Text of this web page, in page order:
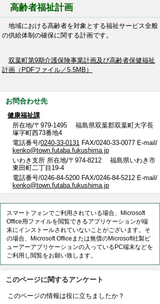
高齢者福祉計画
地域における高齢者を対象とする福祉サービス全般
の供給体制の確保に関する計画です。
双葉町第9期介護保険事業計画及び高齢者保健福祉
計画（PDFファイル／5.5MB）
お問合わせ先
健康福祉課
所在地/〒979-1495 福島県双葉郡双葉町大字長
塚字町西73番地4
電話番号/0240-33-0131 FAX/0240-33-0077 E-mail/
kenko@town.futaba.fukushima.jp
いわき支所 所在地/〒974-8212 福島県いわき市
東田町二丁目19-4
電話番号/0246-84-5200 FAX/0246-84-5212 E-mail/
kenko@town.futaba.fukushima.jp
スマートフォンでご利用されている場合、Microsoft
Office用ファイルを閲覧できるアプリケーションが端
末にインストールされていないことがございます。そ
の場合、Microsoft Officeまたは無償のMicrosoft社製ビ
ューアーアプリケーションの入っているPC端末などを
ご利用し閲覧をお願い致します。
このページに関するアンケート
このページの情報は役に立ちましたか？